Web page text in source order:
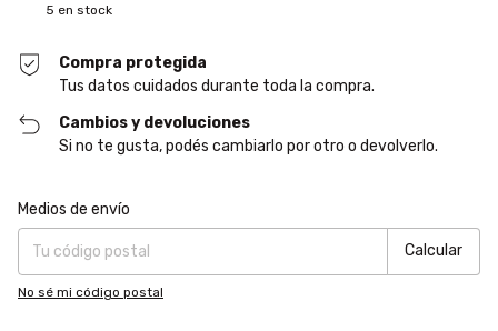
5 en stock
Compra protegida
Tus datos cuidados durante toda la compra.
Cambios y devoluciones
Si no te gusta, podés cambiarlo por otro o devolverlo.
Entregas para el CP:
Medios de envío
Calcular
No sé mi código postal